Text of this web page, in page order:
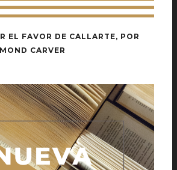
EL FAVOR DE CALLARTE, POR
CARVER